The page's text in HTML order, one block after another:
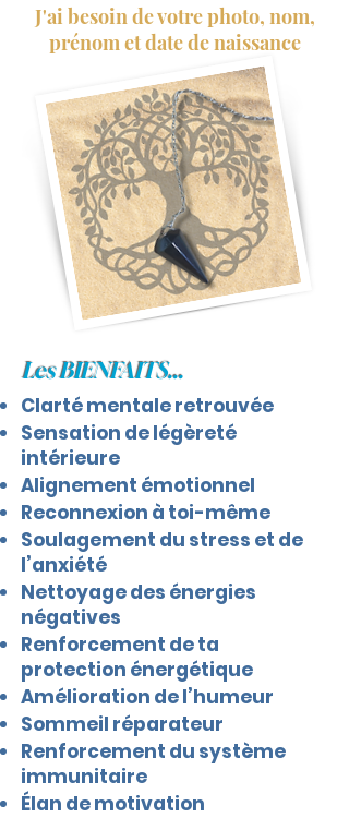
J'ai besoin de votre photo, nom,
prénom et date de naissance
Les BIENFAITS...
Clarté mentale retrouvée
Sensation de légèreté
intérieure
Alignement émotionnel
Reconnexion à toi-même
Soulagement du stress et de
l’anxiété
Nettoyage des énergies
négatives
Renforcement de ta
protection énergétique
Amélioration de l’humeur
Sommeil réparateur
Renforcement du système
immunitaire
Élan de motivation